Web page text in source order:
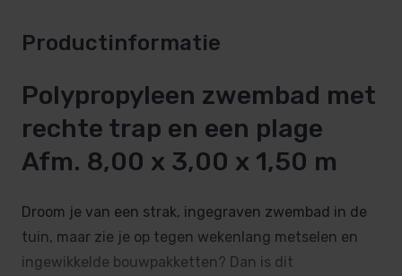
Productinformatie
Polypropyleen zwembad met
rechte trap en een plage
Afm. 8,00 x 3,00 x 1,50 m
Droom je van een strak, ingegraven zwembad in de
tuin, maar zie je op tegen wekenlang metselen en
ingewikkelde bouwpakketten? Dan is dit